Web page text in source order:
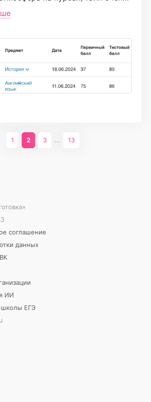
свое дело препод! Всегда
также отдельный
за поддержку и картинки с
ну лушая! Очень не
1 2 3 ... 13
соглашение
данных
ИИ
ЕГЭ